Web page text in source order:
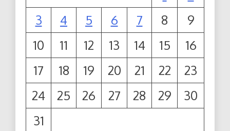
3
4 5 6 7 8
9
10
11 12 13 14 15
16
17
18 19 20 21 22
23
24
25 26 27 28 29
30
31